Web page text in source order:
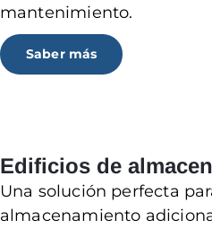
mantenimiento.
Saber más
Edificios de
Una solución perfecta
almacenamiento